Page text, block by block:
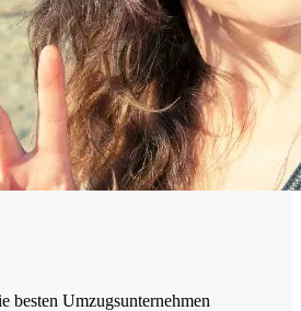
besten Umzugsunternehmen